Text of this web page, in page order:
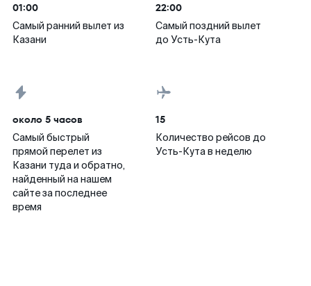
01:00
Самый ранний вылет из
Казани
22:00
Самый поздний вылет
до Усть-Кута
около 5 часов
Самый быстрый
прямой перелет из
Казани туда и обратно,
найденный на нашем
сайте за последнее
время
15
Количество рейсов до
Усть-Кута в неделю